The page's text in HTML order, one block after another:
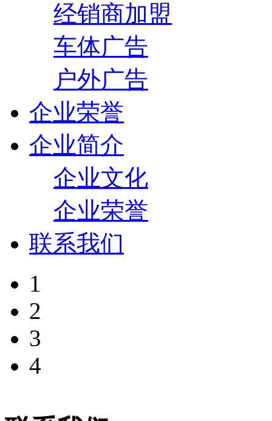
经销商加盟
车体广告
户外广告
企业荣誉
企业简介
企业文化
企业荣誉
联系我们
1
2
3
4